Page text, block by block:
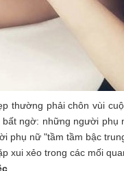
thường phải chôn vùi
ngờ: những người
phụ nữ "tầm tầm bậc
xui xẻo trong các mối